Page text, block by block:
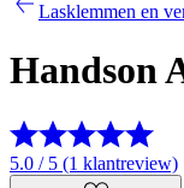
Lasklemmen en
Handson
5.0 / 5 (1 klantreview)